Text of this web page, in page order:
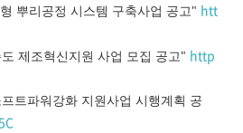
뿌리공정 시스템 구축사업 공고" htt
제조혁신지원 사업 모집 공고" http
트파워강화 지원사업 시행계획 공